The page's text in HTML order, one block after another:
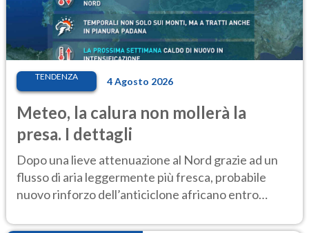
TENDENZA 4 Agosto 2026
Meteo, la calura non mollerà la
presa. I dettagli
Dopo una lieve attenuazione al Nord grazie ad un
flusso di aria leggermente più fresca, probabile
nuovo rinforzo dell’anticiclone africano entro